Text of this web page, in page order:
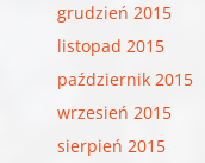
grudzień 2015
listopad 2015
październik 2015
wrzesień 2015
sierpień 2015